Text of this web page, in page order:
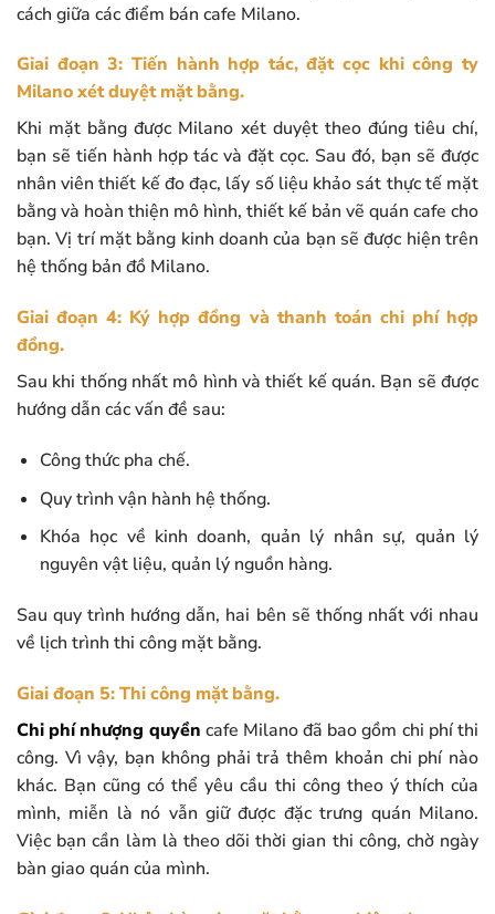
cách giữa các điểm bán cafe Milano.
Giai đoạn 3: Tiến hành hợp tác, đặt cọc khi công ty
Milano xét duyệt mặt bằng.
Khi mặt bằng được Milano xét duyệt theo đúng tiêu chí,
bạn sẽ tiến hành hợp tác và đặt cọc. Sau đó, bạn sẽ được
nhân viên thiết kế đo đạc, lấy số liệu khảo sát thực tế mặt
bằng và hoàn thiện mô hình, thiết kế bản vẽ quán cafe cho
bạn. Vị trí mặt bằng kinh doanh của bạn sẽ được hiện trên
hệ thống bản đồ Milano.
Giai đoạn 4: Ký hợp đồng và thanh toán chi phí hợp
đồng.
Sau khi thống nhất mô hình và thiết kế quán. Bạn sẽ được
hướng dẫn các vấn đề sau:
Công thức pha chế.
Quy trình vận hành hệ thống.
Khóa học về kinh doanh, quản lý nhân sự, quản lý
nguyên vật liệu, quản lý nguồn hàng.
Sau quy trình hướng dẫn, hai bên sẽ thống nhất với nhau
về lịch trình thi công mặt bằng.
Giai đoạn 5: Thi công mặt bằng.
Chi phí nhượng quyền cafe Milano đã bao gồm chi phí thi
công. Vì vậy, bạn không phải trả thêm khoản chi phí nào
khác. Bạn cũng có thể yêu cầu thi công theo ý thích của
mình, miễn là nó vẫn giữ được đặc trưng quán Milano.
Việc bạn cần làm là theo dõi thời gian thi công, chờ ngày
bàn giao quán của mình.